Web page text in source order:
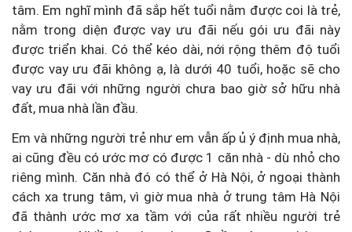
tâm. Em nghĩ mình đã sắp hết tuổi nằm được coi là trẻ,
nằm trong diện được vay ưu đãi nếu gói ưu đãi này
được triển khai. Có thể kéo dài, nới rộng thêm độ tuổi
được vay ưu đãi không ạ, là dưới 40 tuổi, hoặc sẽ cho
vay ưu đãi với những người chưa bao giờ sở hữu nhà
đất, mua nhà lần đầu.
Em và những người trẻ như em vẫn ấp ủ ý định mua nhà,
ai cũng đều có ước mơ có được 1 căn nhà - dù nhỏ cho
riêng mình. Căn nhà đó có thể ở Hà Nội, ở ngoại thành
cách xa trung tâm, vì giờ mua nhà ở trung tâm Hà Nội
đã thành ước mơ xa tầm với của rất nhiều người trẻ